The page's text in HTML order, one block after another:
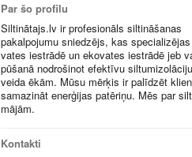
Par šo profilu
Siltinātajs.lv ir profesionāls siltināšanas
pakalpojumu sniedzējs, kas
vates iestrādē un ekovates iestrādē jeb
pūšanā nodrošinot efektīvu
veida ēkām. Mūsu mērķis ir palīdzēt
samazināt enerģijas patēriņu. Mēs par
mājām.
Kontakti